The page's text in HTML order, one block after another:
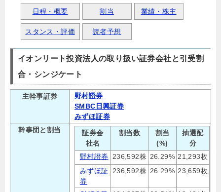
日程・概要 割当 業績・株主
スタンス・評価 読者予想
イオンリート投資法人の取り扱い証券会社と引受割
合・シンジケート
主幹事証券
野村證券
SMBC日興証券
みずほ証券
幹事団と割当
証券会
社名
割当数
割当
(%)
抽選配
分
野村證券
236,592株 26.29% 21,293枚
みずほ証
券
236,592株 26.29% 23,659枚